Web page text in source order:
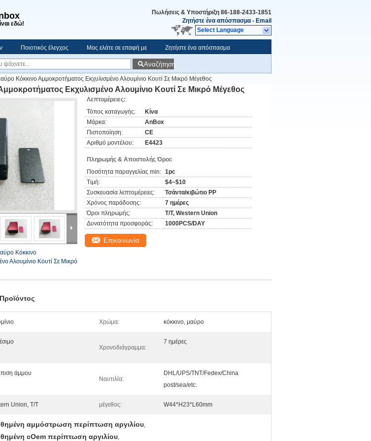
εδώ!
Πωλήσεις & Υποστήριξη 86-188-2433-1851
Ζητήστε ένα απόσπασμα - Email
Select Language
Ποιοτικός έλεγχος Μας ελάτε σε επαφή με Ζητήστε ένα απόσπασμα
Αναζήτηση
Κόκκινο Αμμοκροτήματος Εκχυλισμένο Αλουμίνιο Κουτί Σε Μικρό Μέγεθος
Εκχυλισμένο Αλουμίνιο Κουτί Σε Μικρό Μέγεθος
Κόκκινο
Αλουμίνιο Κουτί Σε Μικρό
Λεπτομέρειες:
Τόπος καταγωγής:
Κίνα
Μάρκα:
AnBox
Πιστοποίηση:
CE
Αριθμό μοντέλου:
Ε4423
Πληρωμής & Αποστολής Όροι:
Ποσότητα παραγγελίας min: 1pc
Τιμή:
$4~$10
Συσκευασία λεπτομέρειες:
Τσάντα/κιβώτιο PP
Χρόνος παράδοσης:
7 ημέρες
Όροι πληρωμής:
T/T, Western Union
Δυνατότητα προσφοράς:
1000PCS/DAY
Επικοινωνία
Χρώμα: κόκκινο, μαύρο
Χρονοδιάγραμμα:
7 ημέρες
άμμου
Ναυτιλία:
DHL/UPS/TNT/Fedex/China
post/sea/etc.
Union, T/T μέγεθος: W44*H23*L60mm
αμμόστρωση περίπτωση αργιλίου,
cOem περίπτωση αργιλίου,